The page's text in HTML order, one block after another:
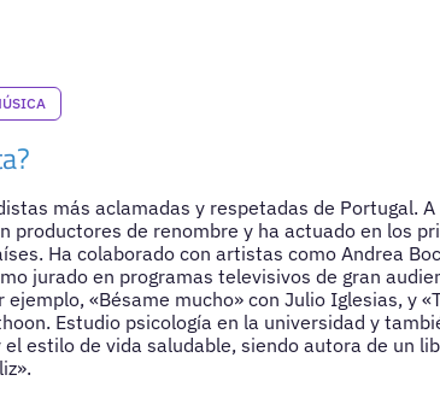
más aclamadas y respetadas de Portugal.
productores de renombre y ha actuado en los
Ha colaborado con artistas como Andrea
jurado en programas televisivos de gran
«Bésame mucho» con Julio Iglesias, y
Estudio psicología en la universidad y
estilo de vida saludable, siendo autora de un